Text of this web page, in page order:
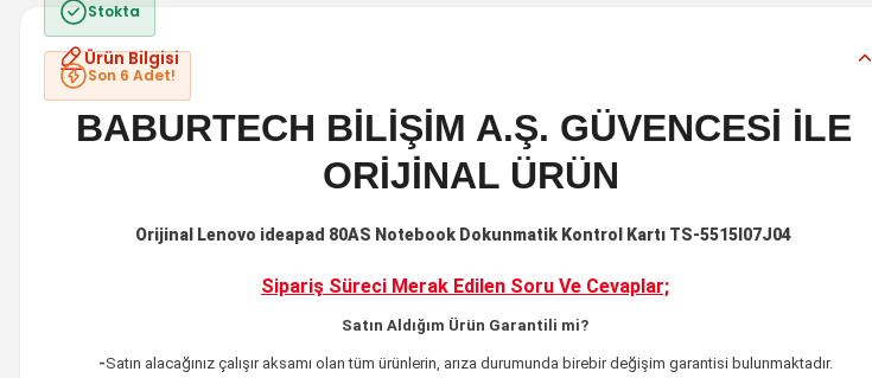
Stokta
Son 6 Adet!
Ürün Bilgisi
BABURTECH BİLİŞİM A.Ş. GÜVENCESİ İLE
ORİJİNAL ÜRÜN
Orijinal Lenovo ideapad 80AS Notebook Dokunmatik Kontrol Kartı TS-5515I07J04
Sipariş Süreci Merak Edilen Soru Ve Cevaplar;
Satın Aldığım Ürün Garantili mi?
-Satın alacağınız çalışır aksamı olan tüm ürünlerin, arıza durumunda birebir değişim garantisi bulunmaktadır.